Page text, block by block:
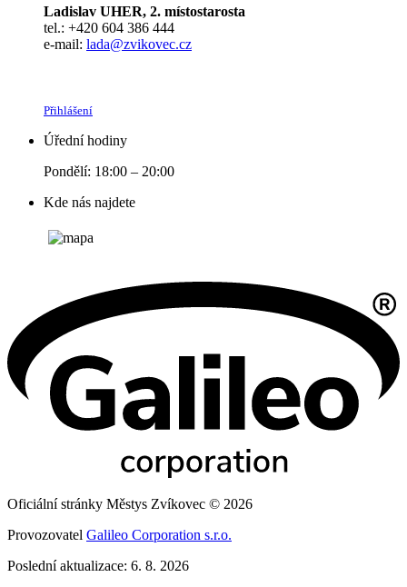
Ladislav UHER, 2. místostarosta
tel.: +420 604 386 444
e-mail: lada@zvikovec.cz
Přihlášení
Úřední hodiny
Pondělí: 18:00 – 20:00
Kde nás najdete
Oficiální stránky Městys Zvíkovec © 2026
Provozovatel Galileo Corporation s.r.o.
Poslední aktualizace: 6. 8. 2026